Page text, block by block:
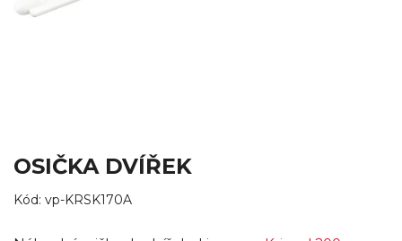
OSIČKA DVÍŘEK
Kód: vp-KRSK170A